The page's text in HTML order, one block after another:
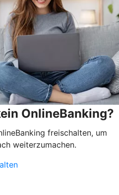
OnlineBanking?
freischalten, um
weiterzumachen.